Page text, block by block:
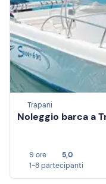
Trapani
Noleggio barca a
9 ore
5,0
1-8 partecipanti